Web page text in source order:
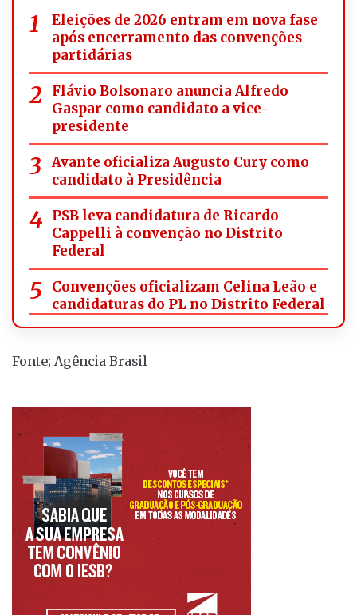
Eleições de 2026 entram em nova fase
após encerramento das convenções
partidárias
Flávio Bolsonaro anuncia Alfredo
Gaspar como candidato a vice-
presidente
Avante oficializa Augusto Cury como
candidato à Presidência
PSB leva candidatura de Ricardo
Cappelli à convenção no Distrito
Federal
Convenções oficializam Celina Leão e
candidaturas do PL no Distrito Federal
Fonte; Agência Brasil